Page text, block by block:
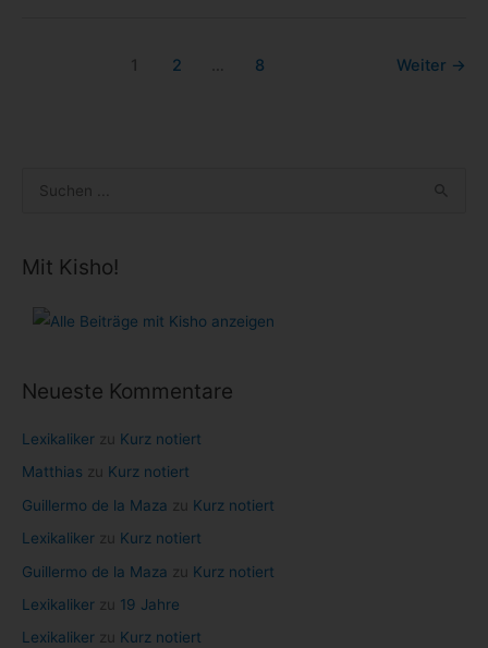
1 2 … 8 Weiter →
h
a
h
:
Mit Kisho!
Neueste Kommentare
Lexikaliker zu Kurz notiert
Matthias zu Kurz notiert
Guillermo de la Maza zu Kurz notiert
Lexikaliker zu Kurz notiert
Guillermo de la Maza zu Kurz notiert
Lexikaliker zu 19 Jahre
Lexikaliker zu Kurz notiert